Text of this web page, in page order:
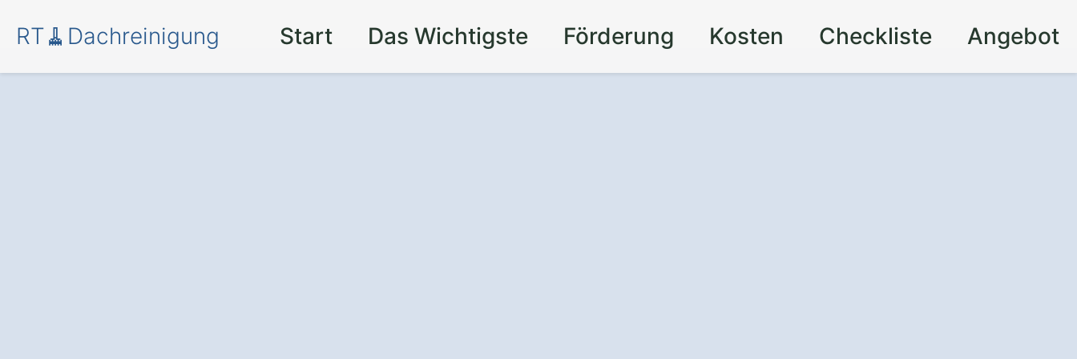
RT🧹Dachreinigung Start Das Wichtigste Förderung Kosten Checkliste Angebot